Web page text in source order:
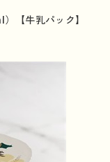
【牛乳パック】